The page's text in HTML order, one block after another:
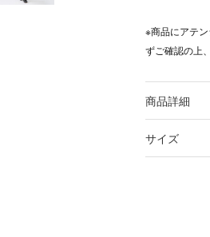
※商品にアテ
ずご確認の上
商品詳細
サイズ